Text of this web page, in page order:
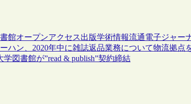
館オープンアクセス出版学術情報流通電子ジャー
ハン、2020年中に雑誌返品業務について物流拠点
図書館が”read & publish”契約締結